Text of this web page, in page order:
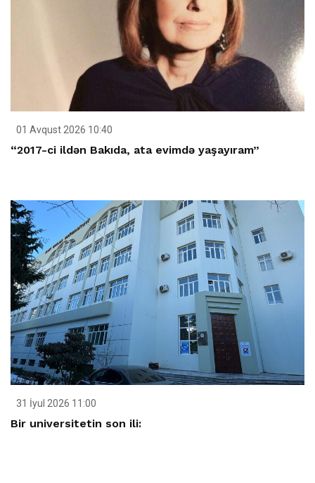
01 Avqust 2026 10:40
“2017-ci ildən Bakıda, ata evimdə yaşayıram”
31 İyul 2026 11:00
Bir universitetin son ili: